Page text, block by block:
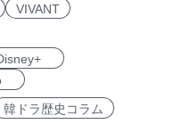
VIVANT
韓ドラ歴史コラム